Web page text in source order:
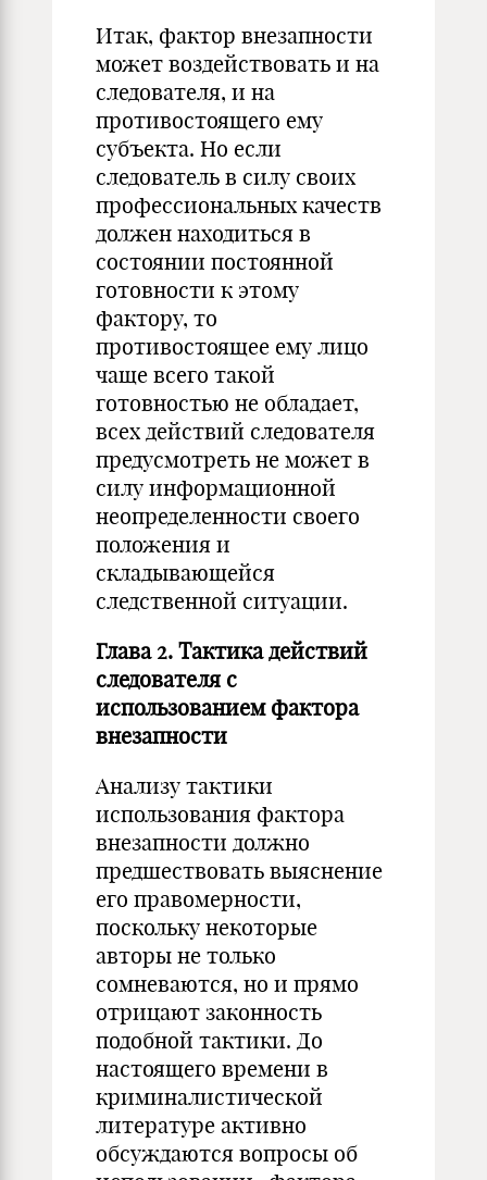
Итак, фактор внезапности
может воздействовать и на
следователя, и на
противостоящего ему
субъекта. Но если
следователь в силу своих
профессиональных качеств
должен находиться в
состоянии постоянной
готовности к этому
фактору, то
противостоящее ему лицо
чаще всего такой
готовностью не обладает,
всех действий следователя
предусмотреть не может в
силу информационной
неопределенности своего
положения и
складывающейся
следственной ситуации.
Глава 2. Тактика действий
следователя с
использованием фактора
внезапности
Анализу тактики
использования фактора
внезапности должно
предшествовать выяснение
его правомерности,
поскольку некоторые
авторы не только
сомневаются, но и прямо
отрицают законность
подобной тактики. До
настоящего времени в
криминалистической
литературе активно
обсуждаются вопросы об